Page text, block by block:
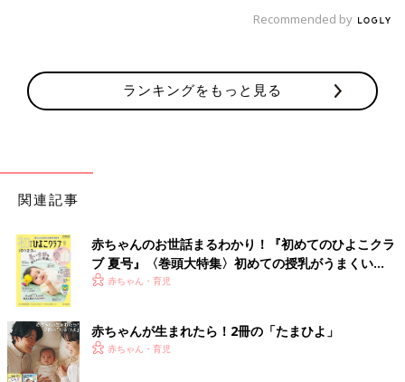
こちらの親子コーデも素敵です。モノトーンで、ラインの入った
アイテムを身につけた、かっこいいおそろいコーデ♪ 家族でのお
洋服を決めるときは、まずはMAIさんがご自身のアイテムを決め
同じ色味のTシャツと白のパンツを合わせた親子コ
Recommended by
ランキングをもっと見る
関連記事
赤ちゃんのお世話まるわかり！『初めてのひよこクラ
ブ 夏号』〈巻頭大特集〉初めての授乳がうまくい
く！ おっぱい・ミルクの基本と夏のトラブル 解決テ
赤ちゃん・育児
赤ちゃんが生まれたら！2冊の「たまひよ」
赤ちゃん・育児